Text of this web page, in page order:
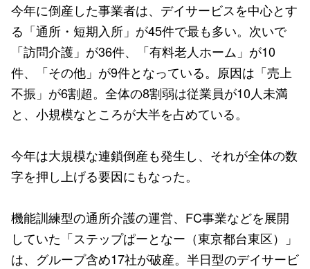
今年に倒産した事業者は、デイサービスを中心とす
る「通所・短期入所」が45件で最も多い。次いで
「訪問介護」が36件、「有料老人ホーム」が10
件、「その他」が9件となっている。原因は「売上
不振」が6割超。全体の8割弱は従業員が10人未満
と、小規模なところが大半を占めている。
今年は大規模な連鎖倒産も発生し、それが全体の数
字を押し上げる要因にもなった。
機能訓練型の通所介護の運営、FC事業などを展開
していた「ステップぱーとなー（東京都台東区）」
は、グループ含め17社が破産。半日型のデイサービ